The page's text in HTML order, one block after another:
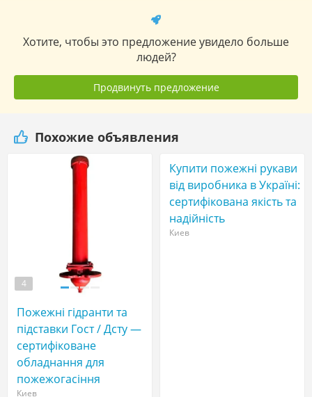
Хотите, чтобы это предложение увидело больше
людей?
Продвинуть предложение
Похожие объявления
4
Пожежні гідранти тa
підставки Гост / Дсту —
сертифіковане
обладнання для
пожежогасіння
Киев
Кyпити пожежні рукави
вiд виробника в Україні:
сертифікована якість та
надійність
Киев